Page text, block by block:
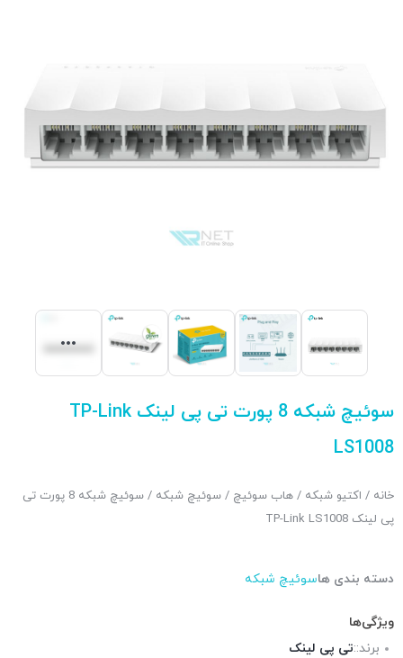
سوئیچ شبکه 8 پورت تی پی لینک TP-Link
LS1008
خانه / اکتیو شبکه / هاب سوئیچ / سوئیچ شبکه
/ سوئیچ شبکه 8 پورت تی
پی لینک TP-Link LS1008
دسته بندی هاسوئیچ شبکه
ویژگی‌ها
برند::تی پی لینک